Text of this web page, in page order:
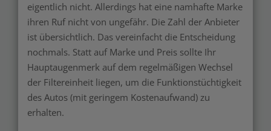
eigentlich nicht. Allerdings hat eine namhafte Marke
ihren Ruf nicht von ungefähr. Die Zahl der Anbieter
ist übersichtlich. Das vereinfacht die Entscheidung
nochmals. Statt auf Marke und Preis sollte Ihr
Hauptaugenmerk auf dem regelmäßigen Wechsel
der Filtereinheit liegen, um die Funktionstüchtigkeit
des Autos (mit geringem Kostenaufwand) zu
erhalten.